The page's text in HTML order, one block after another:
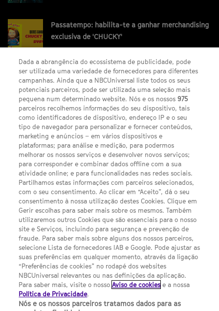
Passatempo: habilita-te a ganhar merchandising
exclusiva de 'CHUCKY'
SEGUE-NOS
FACEBOOK
TWITTER
YOUTUBEINSTAGRAM
LINKS ÚTEIS
Escolhas de Anúncios
Política de privacidade
Termos E Condições
FILMES
UMA DIVISÃO DA NBCUNIVERSAL
Contact us by email: contact.SYFYPortugal@ncbuni.com
Dada a abrangência do ecossistema de publicidade, pode
ser utilizada uma variedade de fornecedores para diferentes
campanhas. Ainda que a NBCUniversal liste todos os seus
potenciais parceiros, pode ser utilizada uma seleção mais
pequena num determinado website. Nós e os nossos975
parceiros recolhemos informações do seu dispositivo, tais
como identificadores de dispositivo, endereço IP e o seu
tipo de navegador para personalizar e fornecer conteúdos,
marketing e anúncios – em vários dispositivos e
plataformas; para análise e medição, para podermos
melhorar os nossos serviços e desenvolver novos serviços;
para corresponder e combinar dados offline com a sua
atividade online; e para funcionalidades nas redes sociais.
Partilhamos estas informações com parceiros selecionados,
com o seu consentimento. Ao clicar em “Aceito”, dá o seu
consentimento à nossa utilização destes Cookies. Clique em
Gerir escolhas para saber mais sobre os mesmos. Também
utilizaremos outros Cookies que são essenciais para o nosso
site e Serviços, incluindo para segurança e prevenção de
fraude. Para saber mais sobre alguns dos nossos parceiros,
selecione Lista de fornecedores IAB e Google. Pode ajustar as
suas preferências em qualquer momento, através da ligação
“Preferências de cookies” no rodapé dos websites
NBCUniversal relevantes ou nas definições da aplicação.
Para saber mais, visite o nossoAviso de cookies e a nossa
Política de Privacidade.
Nós e os nossos parceiros tratamos dados para as